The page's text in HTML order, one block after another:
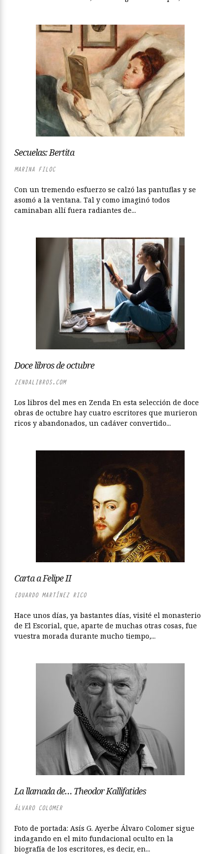
Secuelas: Bertita
MARINA FILOC
Con un tremendo esfuerzo se calzó las pantuflas y se
asomó a la ventana. Tal y como imaginó todos
caminaban allí fuera radiantes de...
Doce libros de octubre
ZENDALIBROS.COM
Los libros del mes en Zenda En esta selección de doce
obras de octubre hay cuatro escritores que murieron
ricos y abandonados, un cadáver convertido...
Carta a Felipe II
EDUARDO MARTÍNEZ RICO
Hace unos días, ya bastantes días, visité el monasterio
de El Escorial, que, aparte de muchas otras cosas, fue
vuestra morada durante mucho tiempo,...
La llamada de… Theodor Kallifatides
ÁLVARO COLOMER
Foto de portada: Asís G. Ayerbe Álvaro Colomer sigue
indagando en el mito fundacional oculto en la
biografía de los escritores, es decir, en...